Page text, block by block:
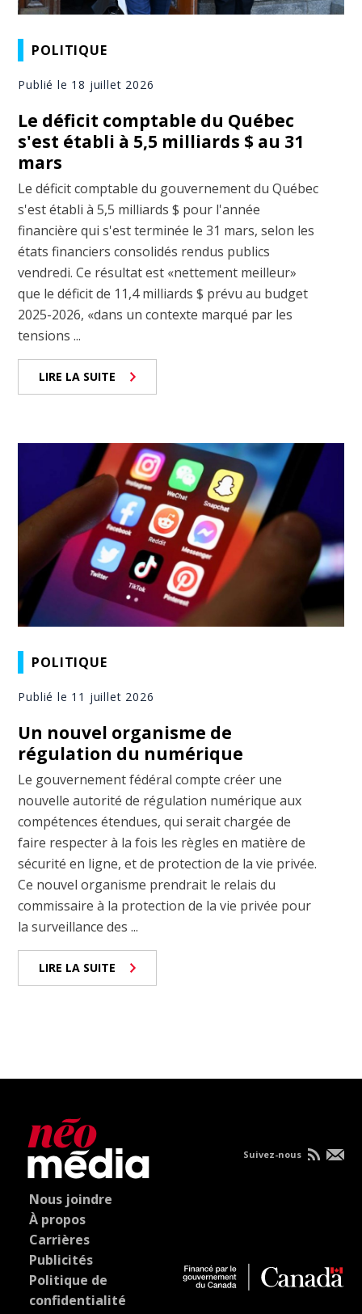
POLITIQUE
Publié le 18 juillet 2026
Le déficit comptable du Québec
s'est établi à 5,5 milliards $ au 31
mars
Le déficit comptable du gouvernement du Québec
s'est établi à 5,5 milliards $ pour l'année
financière qui s'est terminée le 31 mars, selon les
états financiers consolidés rendus publics
vendredi. Ce résultat est «nettement meilleur»
que le déficit de 11,4 milliards $ prévu au budget
2025-2026, «dans un contexte marqué par les
tensions ...
LIRE LA SUITE
POLITIQUE
Publié le 11 juillet 2026
Un nouvel organisme de
régulation du numérique
Le gouvernement fédéral compte créer une
nouvelle autorité de régulation numérique aux
compétences étendues, qui serait chargée de
faire respecter à la fois les règles en matière de
sécurité en ligne, et de protection de la vie privée.
Ce nouvel organisme prendrait le relais du
commissaire à la protection de la vie privée pour
la surveillance des ...
LIRE LA SUITE
Nous joindre
À propos
Carrières
Publicités
Politique de
confidentialité
Suivez-nous